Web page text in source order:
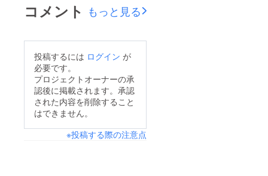
コメント もっと見る
投稿するには ログイン が
必要です。
プロジェクトオーナーの承
認後に掲載されます。承認
された内容を削除すること
はできません。
※投稿する際の注意点